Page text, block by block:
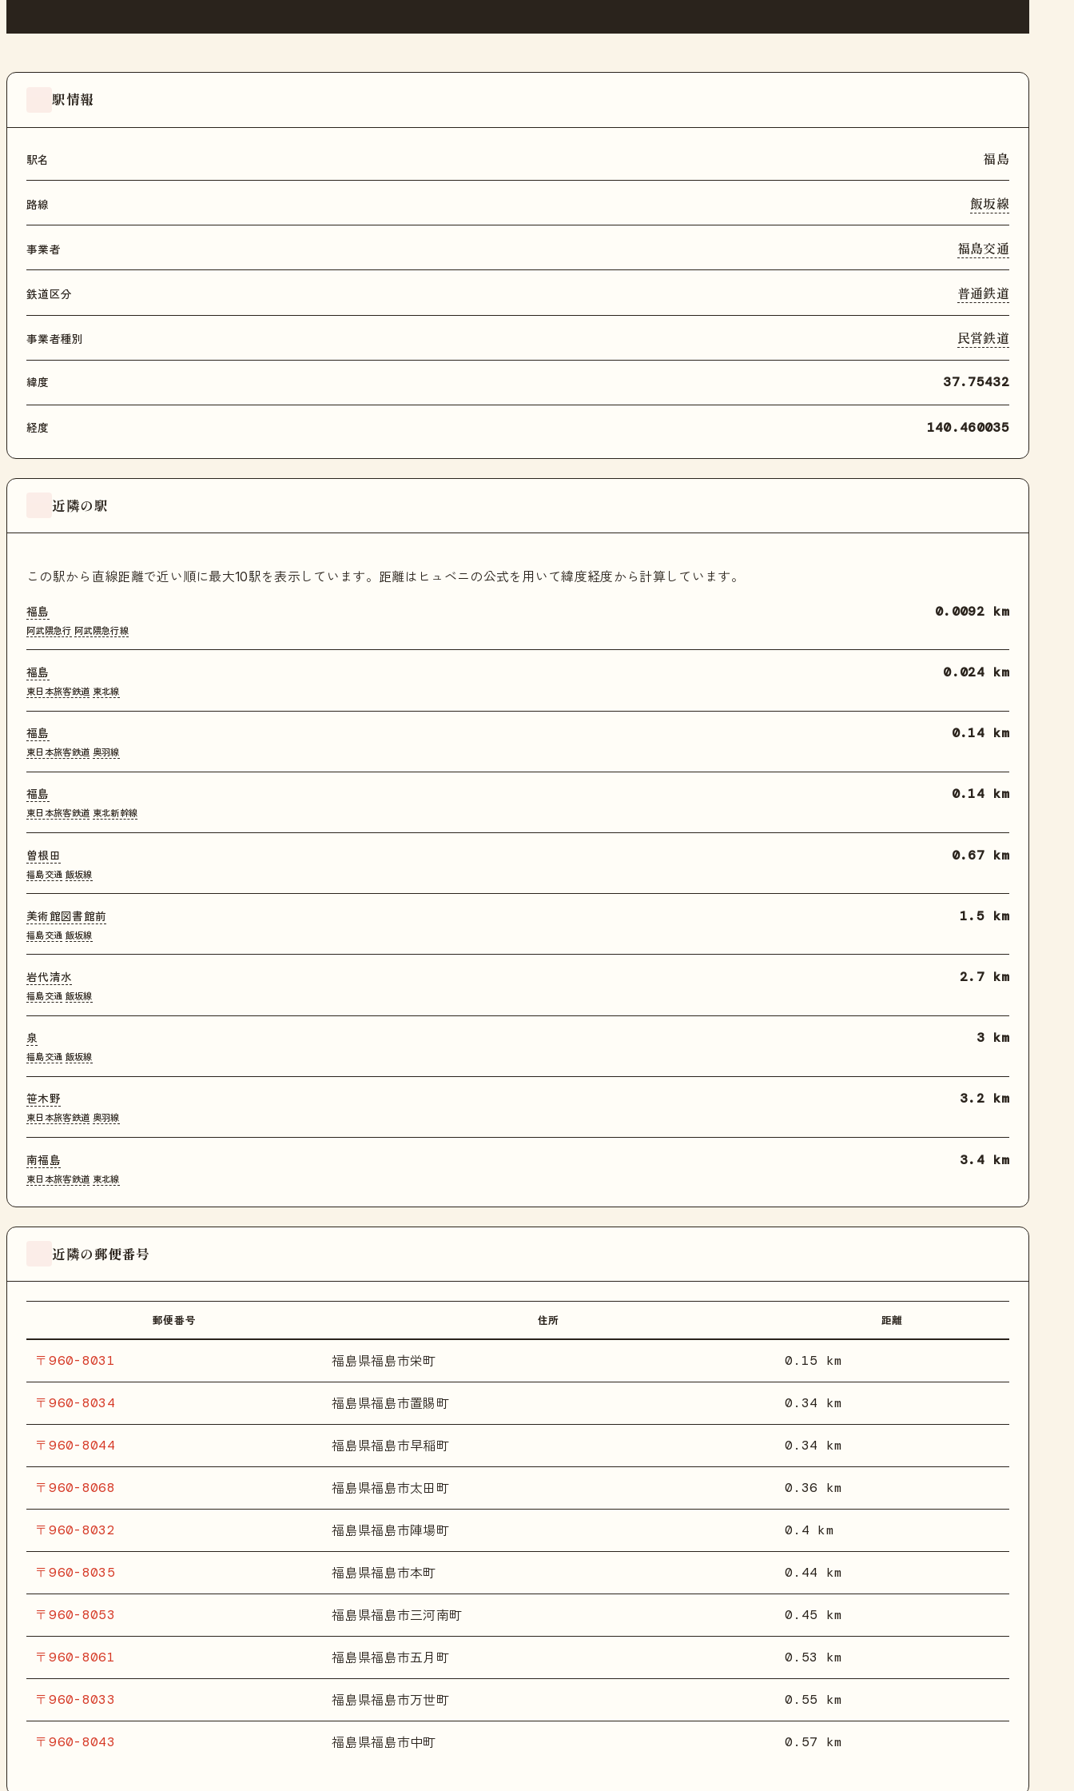
駅情報
駅名 福島
路線 飯坂線
事業者 福島交通
鉄道区分 普通鉄道
事業者種別 民営鉄道
緯度 37.75432
経度 140.460035
近隣の駅
この駅から直線距離で近い順に最大10駅を表示しています。距離はヒュベニの公式を用いて緯度経度から計算しています。
福島
阿武隈急行 阿武隈急行線
0.0092 km
福島
東日本旅客鉄道 東北線
0.024 km
福島
東日本旅客鉄道 奥羽線
0.14 km
福島
東日本旅客鉄道 東北新幹線
0.14 km
曽根田
福島交通 飯坂線
0.67 km
美術館図書館前
福島交通 飯坂線
1.5 km
岩代清水
福島交通 飯坂線
2.7 km
泉
福島交通 飯坂線
3 km
笹木野
東日本旅客鉄道 奥羽線
3.2 km
南福島
東日本旅客鉄道 東北線
3.4 km
近隣の郵便番号
郵便番号 住所 距離
〒960-8031 福島県福島市栄町 0.15 km
〒960-8034 福島県福島市置賜町 0.34 km
〒960-8044 福島県福島市早稲町 0.34 km
〒960-8068 福島県福島市太田町 0.36 km
〒960-8032 福島県福島市陣場町 0.4 km
〒960-8035 福島県福島市本町 0.44 km
〒960-8053 福島県福島市三河南町 0.45 km
〒960-8061 福島県福島市五月町 0.53 km
〒960-8033 福島県福島市万世町 0.55 km
〒960-8043 福島県福島市中町 0.57 km